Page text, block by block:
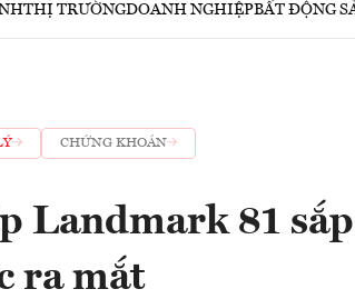
THỊ TRƯỜNGDOANH NGHIỆPBẤT ĐỘNG
CHỨNG KHOÁN
Landmark 81
ra mắt